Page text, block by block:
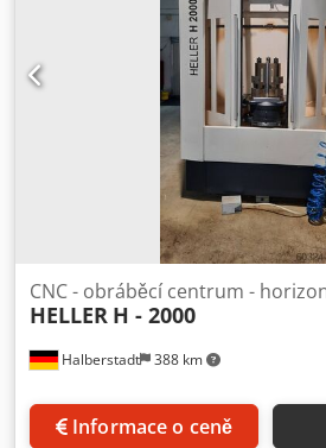
Upínání obrobku: hydraulické, 60
vybavení, specifické vlastnosti:
měřicí hrot (RENISHAW); SBBK;
dotyku na místě upínání obrobku;
dopravník pro mokré obrábění;
Halberstadt 388 km
CNC - obráběcí centrum -
HELLER H - 2000
Informace o ceně